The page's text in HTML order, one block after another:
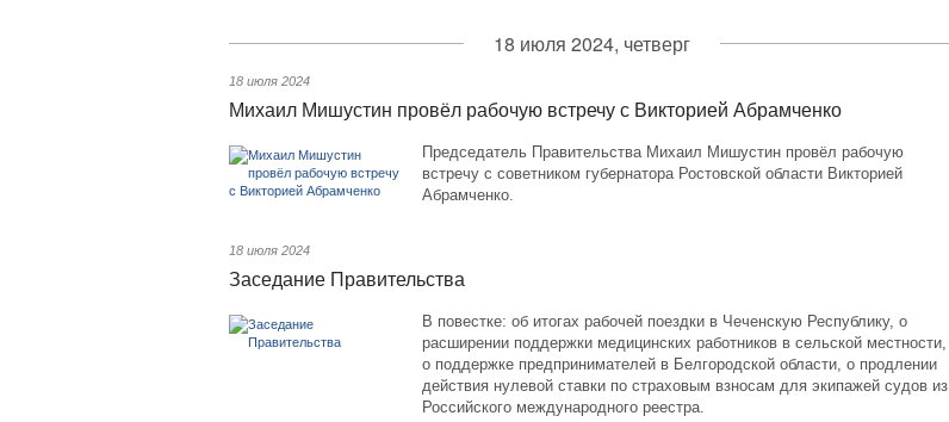
18 июля 2024, четверг
18 июля 2024
Михаил Мишустин провёл рабочую встречу с Викторией Абрамченко
Председатель Правительства Михаил Мишустин провёл рабочую
встречу с советником губернатора Ростовской области Викторией
Абрамченко.
18 июля 2024
Заседание Правительства
В повестке: об итогах рабочей поездки в Чеченскую Республику, о
расширении поддержки медицинских работников в сельской местности,
о поддержке предпринимателей в Белгородской области, о продлении
действия нулевой ставки по страховым взносам для экипажей судов из
Российского международного реестра.